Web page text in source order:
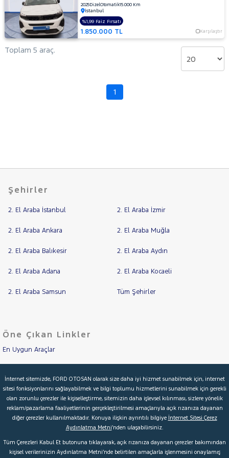
LANCIA
MAN
MERCEDES-
BENZ
MINI
208
3008
BIPPER
BOXER
EXPERT
PARTNER
RENAULT
SEAT
SKODA
SSANGYONG
SUBARU
TESLA
TOGG
Cinsleri
Kasa
Tipi
Aktarma
No
2025DizelOtomatik15.000 Km
İstanbul
1.850.000 TL Karşılaştır
%1,99 Faiz Fırsatı
Toplam 5 araç.
1
Şehirler
2. El Araba İstanbul 2. El Araba İzmir
2. El Araba Ankara 2. El Araba Muğla
2. El Araba Balıkesir 2. El Araba Aydın
2. El Araba Adana 2. El Araba Kocaeli
2. El Araba Samsun Tüm Şehirler
Öne Çıkan Linkler
En Uygun Araçlar
İkinci El Garanti
Kampanyalar
Kredi Hesaplama & Başvuru
İnternet sitemizde, FORD OTOSAN olarak size daha iyi hizmet sunabilmek için, internet
sitesi fonksiyonlarını sağlayabilmek ve bilgi toplumu hizmetlerini sunabilmek için gerekli
olan zorunlu çerezler ile kişiselleştirme, sitemizin daha işlevsel kılınması, sizlere yönelik
reklam/pazarlama faaliyetlerinin gerçekleştirilmesi amaçlarıyla açık rızanıza dayanan
diğer çerezler kullanılmaktadır. Konuya ilişkin ayrıntılı bilgiye İnternet Sitesi Çerez
Aydınlatma Metni’nden ulaşabilirsiniz.
Tüm Çerezleri Kabul Et butonuna tıklayarak, açık rızanıza dayanan çerezler bakımından
kişisel verilerinizin Aydınlatma Metni’nde belirtilen amaçlarla işlenmesini onaylamış